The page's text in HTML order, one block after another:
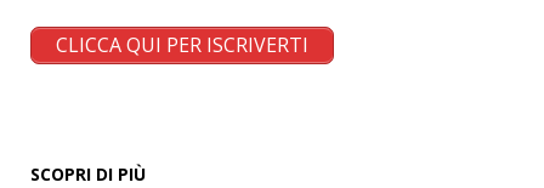
CLICCA QUI PER ISCRIVERTI
SCOPRI DI PIÙ